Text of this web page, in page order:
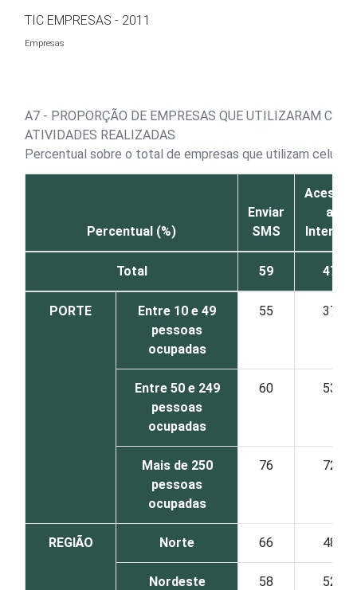
TIC EMPRESAS - 2011
Empresas
A7 - PROPORÇÃO DE EMPRESAS QUE UTILIZARAM
ATIVIDADES REALIZADAS
Percentual sobre o total de empresas que utilizam
Percentual (%)
Enviar
SMS
Acessar
a
Internet
Total 59 47
PORTE
Entre 10 e 49
pessoas
ocupadas
55 37
Entre 50 e 249
pessoas
ocupadas
60 53
Mais de 250
pessoas
ocupadas
76 72
REGIÃO Norte 66 48
Nordeste 58 52